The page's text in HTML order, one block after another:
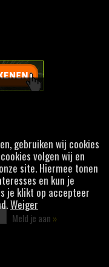
Meld je aan »
gebruiken wij cookies
volgen wij en
site. Hiermee tonen
en kun je
je klikt op accepteer
Weiger